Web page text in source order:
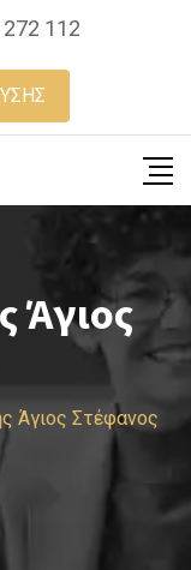
112
Άγιος
Άγιος Στέφανος